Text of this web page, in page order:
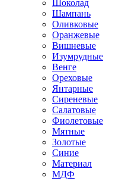
Шоколад
Шампань
Оливковые
Оранжевые
Вишневые
Изумрудные
Венге
Ореховые
Янтарные
Сиреневые
Салатовые
Фиолетовые
Мятные
Золотые
Синие
Материал
МДФ